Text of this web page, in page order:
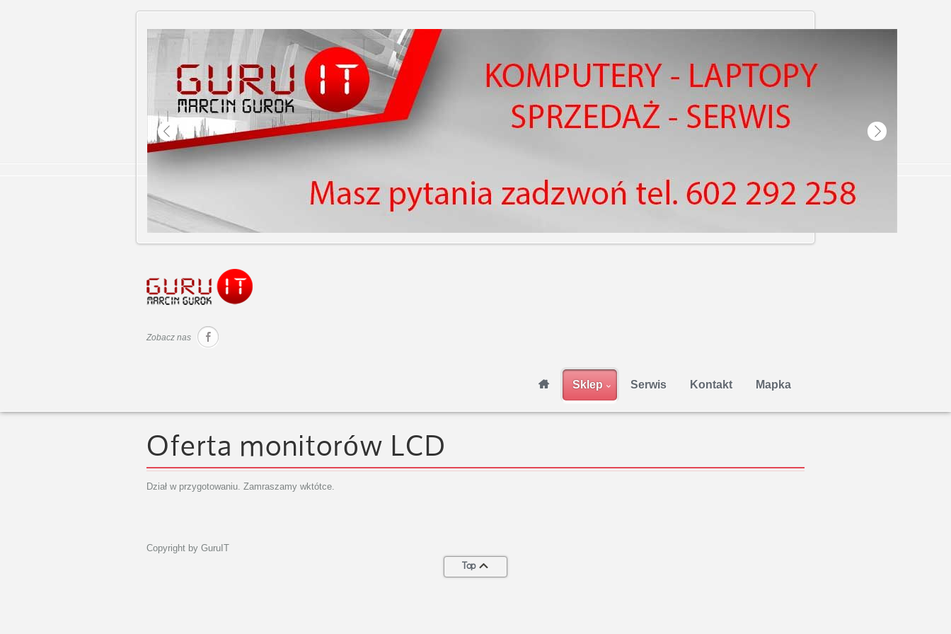
Zobacz nas
Sklep Serwis Kontakt Mapka
Oferta monitorów LCD
Dział w przygotowaniu. Zamraszamy wktótce.
Copyright by GuruIT
Top